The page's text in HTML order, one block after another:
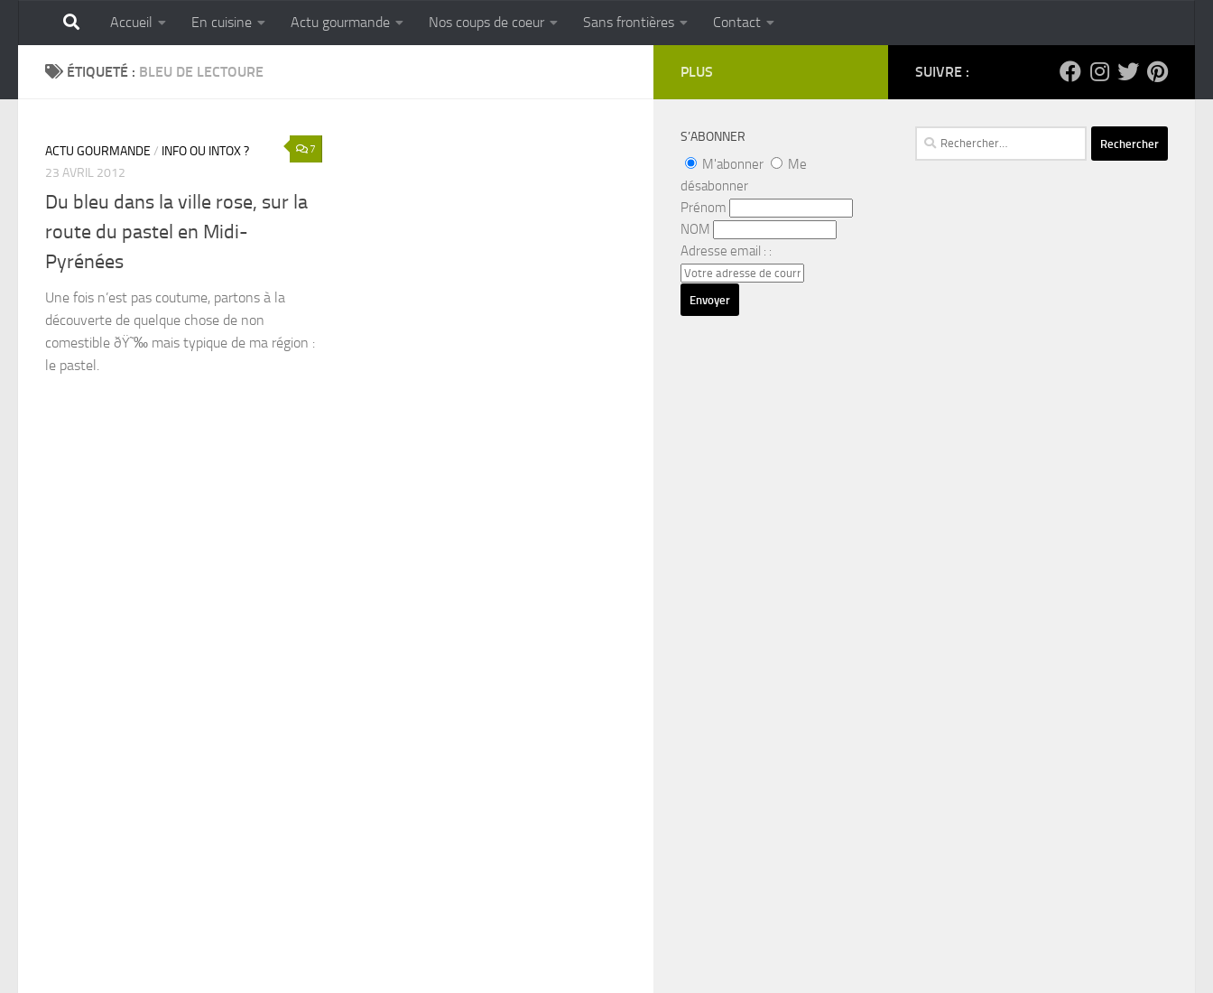
Skip to content
GOURMANDISE SANS FRONTIERES Cuisine populaire des terroirs
Accueil En cuisine Actu gourmande Nos coups de coeur Sans frontières Contact
ÉTIQUETÉ : BLEU DE LECTOURE
7
ACTU GOURMANDE / INFO OU INTOX ?
23 AVRIL 2012
Du bleu dans la ville rose, sur la
route du pastel en Midi-
Pyrénées
Une fois n’est pas coutume, partons à la
découverte de quelque chose de non
comestible ðŸ˜‰ mais typique de ma région :
le pastel.
SUIVRE :
Rechercher :
PLUS
S’ABONNER
M'abonner
Me
désabonner
Prénom
NOM
Adresse email : :